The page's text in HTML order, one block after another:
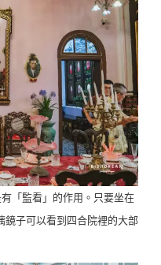
「監看」的作用。只要坐在
鏡子可以看到四合院裡的大部